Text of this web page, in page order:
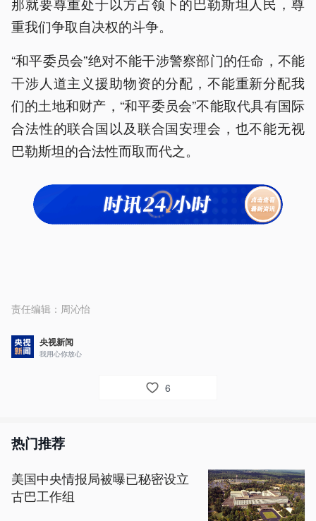
重我们争取自决权的斗争。
“和平委员会”绝对不能干涉警察部门的任命，不能
干涉人道主义援助物资的分配，不能重新分配我
们的土地和财产，“和平委员会”不能取代具有国际
合法性的联合国以及联合国安理会，也不能无视
巴勒斯坦的合法性而取而代之。
责任编辑： 周沁怡
央视新闻
我用心你放心
6
热门推荐
美国中央情报局被曝已秘密设立
古巴工作组